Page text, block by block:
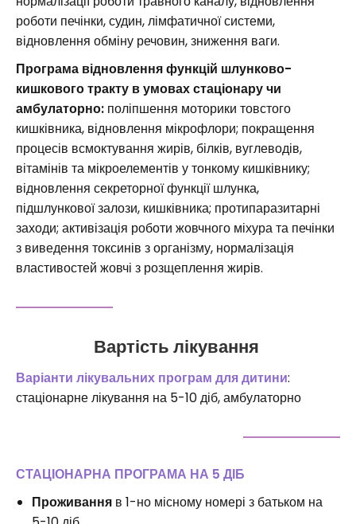
роботи печінки, судин, лімфатичної системи,
відновлення обміну речовин, зниження ваги.
Програма відновлення функцій шлунково-
кишкового тракту в умовах стаціонару чи
амбулаторно: поліпшення моторики товстого
кишківника, відновлення мікрофлори; покращення
процесів всмоктування жирів, білків, вуглеводів,
вітамінів та мікроелементів у тонкому кишківнику;
відновлення секреторної функції шлунка,
підшлункової залози, кишківника; протипаразитарні
заходи; активізація роботи жовчного міхура та печінки
з виведення токсинів з організму, нормалізація
властивостей жовчі з розщеплення жирів.
Вартість лікування
Варіанти лікувальних програм для дитини:
стаціонарне лікування на 5-10 діб, амбулаторно
СТАЦІОНАРНА ПРОГРАМА НА 5 ДІБ
Проживання в 1-но місному номері з батьком на